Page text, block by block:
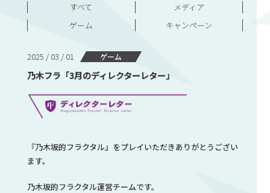
すべて
メディア
ゲーム
キャンペーン
2025 / 03 / 01 ゲーム
乃木フラ「3月のディレクターレター」
『乃木坂的フラクタル』をプレイいただきありがとうござい
ます。
乃木坂的フラクタル運営チームです。